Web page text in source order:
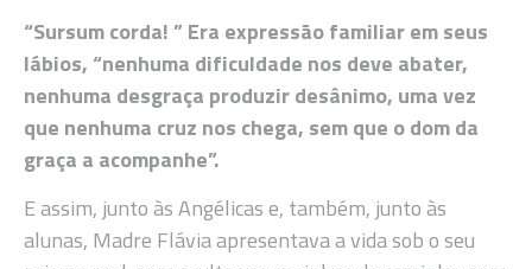
“Sursum corda! ” Era expressão familiar em seus
lábios, “nenhuma dificuldade nos deve abater,
nenhuma desgraça produzir desânimo, uma vez
que nenhuma cruz nos chega, sem que o dom da
graça a acompanhe”.
E assim, junto às Angélicas e, também, junto às
alunas, Madre Flávia apresentava a vida sob o seu